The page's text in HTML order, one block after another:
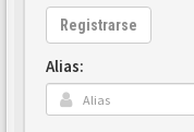
Registrarse
Alias: